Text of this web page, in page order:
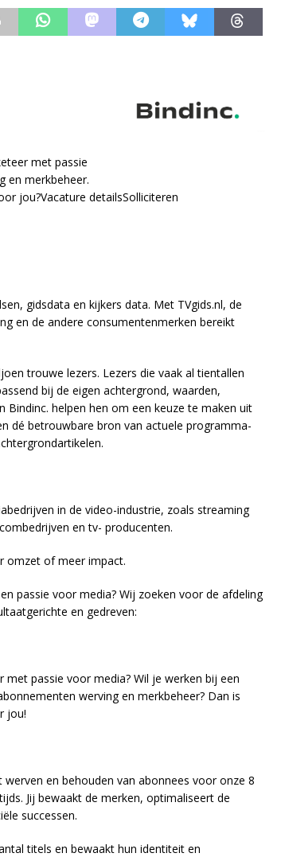
met passie
en merkbeheer.
jou?Vacature detailsSolliciteren
gidsdata en kijkers data. Met TVgids.nl, de
en de andere consumentenmerken bereikt
trouwe lezers. Lezers die vaak al tientallen
bij de eigen achtergrond, waarden,
helpen hen om een keuze te maken uit
dé betrouwbare bron van actuele programma-
in de video-industrie, zoals streaming
en tv- producenten.
omzet of meer impact.
passie voor media? Wij zoeken voor de afdeling
en gedreven:
passie voor media? Wil je werken bij een
werving en merkbeheer? Dan is
jou!
en behouden van abonnees voor onze 8
Jij bewaakt de merken, optimaliseert de
successen.
titels en bewaakt hun identiteit en